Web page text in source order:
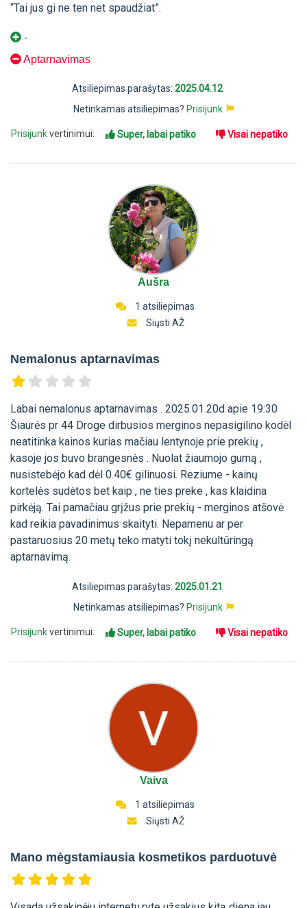
“Tai jus gi ne ten net spaudžiat”.
-
Aptarnavimas
Atsiliepimas parašytas: 2025.04.12
Netinkamas atsiliepimas? Prisijunk
Prisijunkvertinimui: Super, labai patiko Visai nepatiko
Aušra
1 atsiliepimas
Siųsti AŽ
Nemalonus aptarnavimas
Labai nemalonus aptarnavimas . 2025.01.20d apie 19:30
Šiaurės pr 44 Droge dirbusios merginos nepasigilino kodėl
neatitinka kainos kurias mačiau lentynoje prie prekių ,
kasoje jos buvo brangesnės . Nuolat žiaumojo gumą ,
nusistebėjo kad dėl 0.40€ gilinuosi. Reziume - kainų
kortelės sudėtos bet kaip , ne ties preke , kas klaidina
pirkėją. Tai pamačiau grįžus prie prekių - merginos atšovė
kad reikia pavadinimus skaityti. Nepamenu ar per
pastaruosius 20 metų teko matyti tokį nekultūringą
aptarnavimą.
Atsiliepimas parašytas: 2025.01.21
Netinkamas atsiliepimas? Prisijunk
Prisijunkvertinimui: Super, labai patiko Visai nepatiko
Vaiva
1 atsiliepimas
Siųsti AŽ
Mano mėgstamiausia kosmetikos parduotuvė